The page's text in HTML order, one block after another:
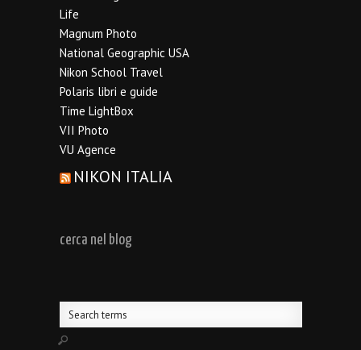
Life
Magnum Photo
National Geographic USA
Nikon School Travel
Polaris libri e guide
Time LightBox
VII Photo
VU Agence
NIKON ITALIA
cerca nel blog